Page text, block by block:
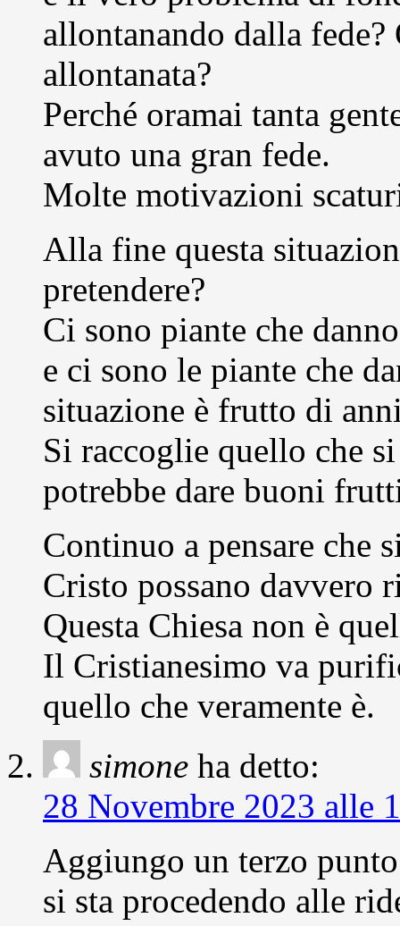
allontanando dalla
allontanata?
Perché oramai tanta
avuto una gran fede.
Molte motivazioni
Alla fine questa
pretendere?
Ci sono piante che
e ci sono le piante che
situazione è frutto di
Si raccoglie quello che
potrebbe dare buoni
Continuo a pensare che
Cristo possano davvero
Questa Chiesa non è
Il Cristianesimo va
quello che veramente è.
simone ha detto:
28 Novembre 2023 alle
Aggiungo un terzo
si sta procedendo alle